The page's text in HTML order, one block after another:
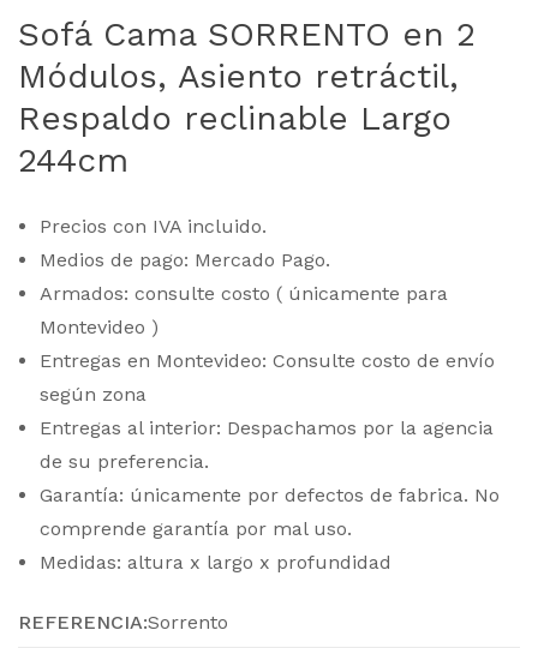
Sofá Cama SORRENTO en 2
Módulos, Asiento retráctil,
Respaldo reclinable Largo
244cm
Precios con IVA incluido.
Medios de pago: Mercado Pago.
Armados: consulte costo ( únicamente para
Montevideo )
Entregas en Montevideo: Consulte costo de envío
según zona
Entregas al interior: Despachamos por la agencia
de su preferencia.
Garantía: únicamente por defectos de fabrica. No
comprende garantía por mal uso.
Medidas: altura x largo x profundidad
REFERENCIA:Sorrento